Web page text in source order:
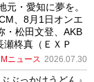
元・愛知に夢を。
、8月1日オンエ
・松田文登、AKB
柊真（ＥＸＰ
ニュース 2026.07.30